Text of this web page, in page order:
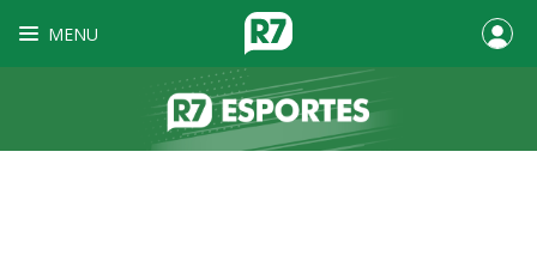
MENU